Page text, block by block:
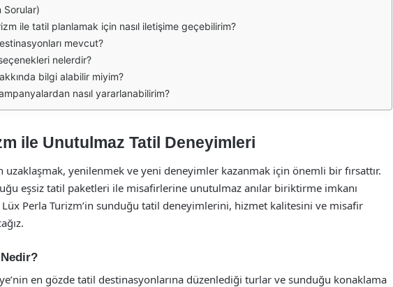
Sorular)
ile tatil planlamak için nasıl iletişime geçebilirim?
mevcut?
nelerdir?
bilgi alabilir miyim?
nasıl yararlanabilirim?
ile Unutulmaz Tatil Deneyimleri
uzaklaşmak, yenilenmek ve yeni deneyimler kazanmak için önemli bir fırsattır.
eşsiz tatil paketleri ile misafirlerine unutulmaz anılar biriktirme imkanı
Perla Turizm’in sunduğu tatil deneyimlerini, hizmet kalitesini ve misafir
en gözde tatil destinasyonlarına düzenlediği turlar ve sunduğu konaklama